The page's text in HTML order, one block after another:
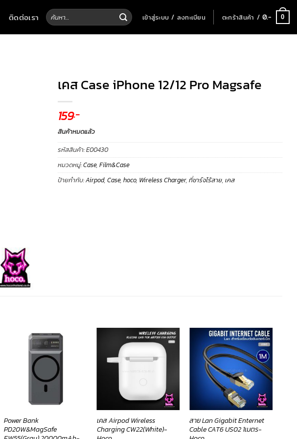
ติดต่อเรา ค้นหา: เข้าสู่ระบบ / ลงทะเบียน ตะกร้าสินค้า /0.- 0
เคส Case iPhone 12/12 Pro Magsafe
159.-
สินค้าหมดแล้ว
รหัสสินค้า:E00430
หมวดหมู่:Case, Film&Case
ป้ายกำกับ:Airpod, Case, hoco, Wireless Charger, ที่ชาร์จไร้สาย, เคส
Power Bank
PD20W&MagSafe
เคส Airpod Wireless
Charging CW22(White)-
สาย Lan Gigabit Enternet
Cable CAT6 US02 1เมตร-